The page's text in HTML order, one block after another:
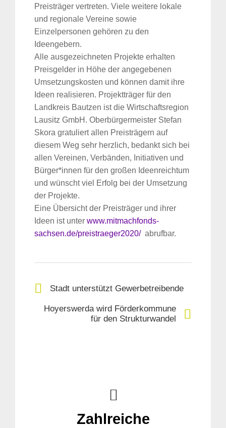
Preisträger vertreten. Viele weitere lokale
und regionale Vereine sowie
Einzelpersonen gehören zu den
Ideengebern.
Alle ausgezeichneten Projekte erhalten
Preisgelder in Höhe der angegebenen
Umsetzungskosten und können damit ihre
Ideen realisieren. Projektträger für den
Landkreis Bautzen ist die Wirtschaftsregion
Lausitz GmbH. Oberbürgermeister Stefan
Skora gratuliert allen Preisträgern auf
diesem Weg sehr herzlich, bedankt sich bei
allen Vereinen, Verbänden, Initiativen und
Bürger*innen für den großen Ideenreichtum
und wünscht viel Erfolg bei der Umsetzung
der Projekte.
Eine Übersicht der Preisträger und ihrer
Ideen ist unter www.mitmachfonds-
sachsen.de/preistraeger2020/ abrufbar.
Stadt unterstützt Gewerbetreibende
Hoyerswerda wird Förderkommune
für den Strukturwandel
Zahlreiche